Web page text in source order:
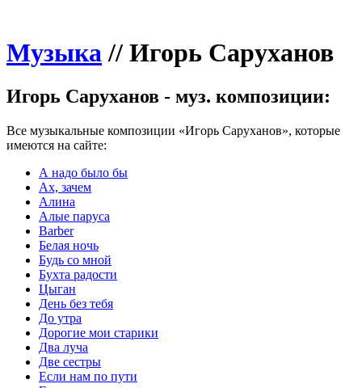
Музыка// Игорь Саруханов
Игорь Саруханов - муз. композиции:
Все музыкальные композиции «Игорь Саруханов», которые
имеются на сайте:
А надо было бы
Ах, зачем
Алина
Алые паруса
Barber
Белая ночь
Будь со мной
Бухта радости
Цыган
День без тебя
До утра
Дорогие мои старики
Два луча
Две сестры
Если нам по пути